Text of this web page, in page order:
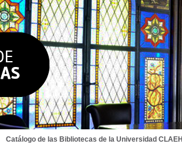
Catálogo de las Bibliotecas de la Universidad CLAEH